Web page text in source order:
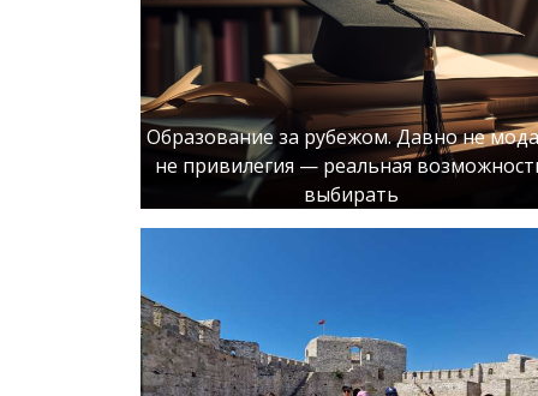
Образование за рубежом. Давно не
не привилегия — реальная
выбирать